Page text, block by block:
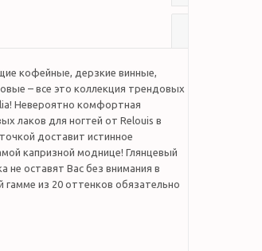
кофейные, дерзкие винные,
– все это коллекция трендовых
Невероятно комфортная
лаков для ногтей от Relouis в
доставит истинное
капризной моднице! Глянцевый
не оставят Вас без внимания в
из 20 оттенков обязательно